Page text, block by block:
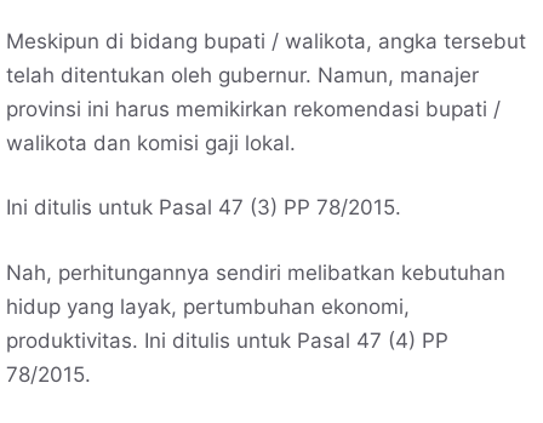
Meskipun di bidang bupati / walikota, angka tersebut
telah ditentukan oleh gubernur. Namun, manajer
provinsi ini harus memikirkan rekomendasi bupati /
walikota dan komisi gaji lokal.
Ini ditulis untuk Pasal 47 (3) PP 78/2015.
Nah, perhitungannya sendiri melibatkan kebutuhan
hidup yang layak, pertumbuhan ekonomi,
produktivitas. Ini ditulis untuk Pasal 47 (4) PP
78/2015.